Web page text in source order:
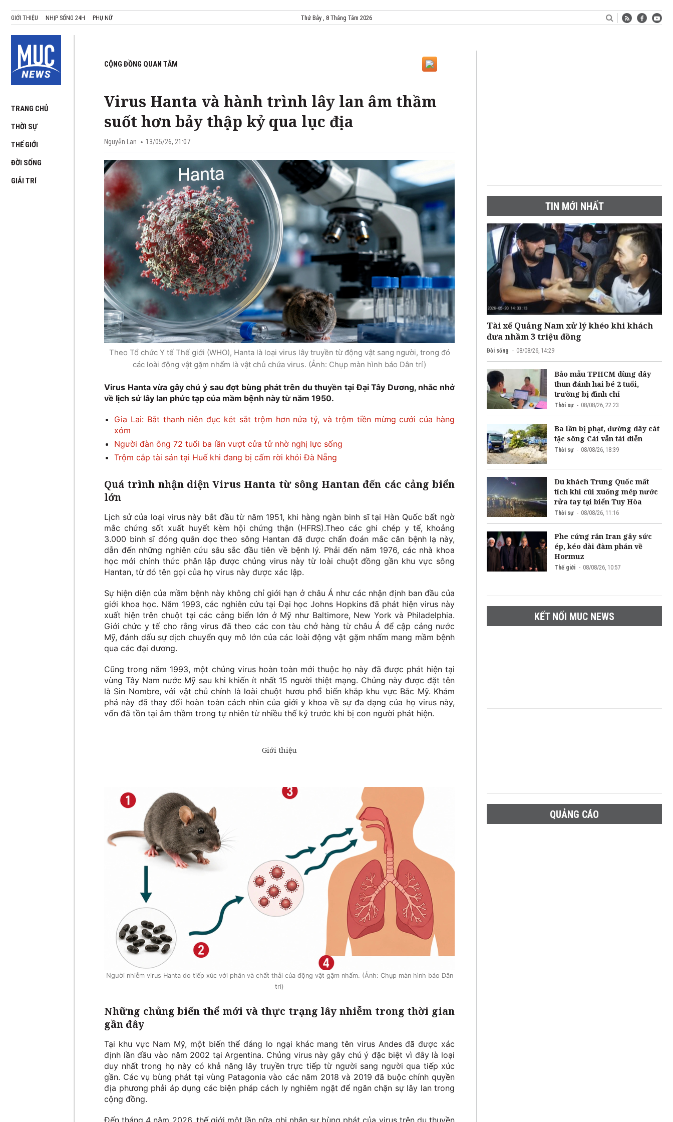
GIỚI THIỆU NHỊP SỐNG 24H PHỤ NỮ Thứ Bảy , 8 Tháng Tám 2026
TRANG CHỦ
THỜI SỰ
THẾ GIỚI
ĐỜI SỐNG
GIẢI TRÍ
CỘNG ĐỒNG QUAN TÂM
Virus Hanta và hành trình lây lan âm thầm
suốt hơn bảy thập kỷ qua lục địa
Nguyễn Lan 13/05/26, 21:07
Theo Tổ chức Y tế Thế giới (WHO), Hanta là loại virus lây truyền từ động vật sang người, trong đó
các loài động vật gặm nhấm là vật chủ chứa virus. (Ảnh: Chụp màn hình báo Dân trí)
Virus Hanta vừa gây chú ý sau đợt bùng phát trên du thuyền tại Đại Tây Dương, nhắc nhở
về lịch sử lây lan phức tạp của mầm bệnh này từ năm 1950.
Gia Lai: Bắt thanh niên đục két sắt trộm hơn nửa tỷ, và trộm tiền mừng cưới của hàng
xóm
Người đàn ông 72 tuổi ba lần vượt cửa tử nhờ nghị lực sống
Trộm cắp tài sản tại Huế khi đang bị cấm rời khỏi Đà Nẵng
Quá trình nhận diện Virus Hanta từ sông Hantan đến các cảng biển
lớn
Lịch sử của loại virus này bắt đầu từ năm 1951, khi hàng ngàn binh sĩ tại Hàn Quốc bất ngờ
mắc chứng sốt xuất huyết kèm hội chứng thận (HFRS).Theo các ghi chép y tế, khoảng
3.000 binh sĩ đóng quân dọc theo sông Hantan đã được chẩn đoán mắc căn bệnh lạ này,
dẫn đến những nghiên cứu sâu sắc đầu tiên về bệnh lý. Phải đến năm 1976, các nhà khoa
học mới chính thức phân lập được chủng virus này từ loài chuột đồng gần khu vực sông
Hantan, từ đó tên gọi của họ virus này được xác lập.
Sự hiện diện của mầm bệnh này không chỉ giới hạn ở châu Á như các nhận định ban đầu của
giới khoa học. Năm 1993, các nghiên cứu tại Đại học Johns Hopkins đã phát hiện virus này
xuất hiện trên chuột tại các cảng biển lớn ở Mỹ như Baltimore, New York và Philadelphia.
Giới chức y tế cho rằng virus đã theo các con tàu chở hàng từ châu Á để cập cảng nước
Mỹ, đánh dấu sự dịch chuyển quy mô lớn của các loài động vật gặm nhấm mang mầm bệnh
qua các đại dương.
Cũng trong năm 1993, một chủng virus hoàn toàn mới thuộc họ này đã được phát hiện tại
vùng Tây Nam nước Mỹ sau khi khiến ít nhất 15 người thiệt mạng. Chủng này được đặt tên
là Sin Nombre, với vật chủ chính là loài chuột hươu phổ biến khắp khu vực Bắc Mỹ. Khám
phá này đã thay đổi hoàn toàn cách nhìn của giới y khoa về sự đa dạng của họ virus này,
vốn đã tồn tại âm thầm trong tự nhiên từ nhiều thế kỷ trước khi bị con người phát hiện.
Người nhiễm virus Hanta do tiếp xúc với phân và chất thải của động vật gặm nhấm. (Ảnh: Chụp màn hình báo Dân
trí)
Những chủng biến thể mới và thực trạng lây nhiễm trong thời gian
gần đây
Tại khu vực Nam Mỹ, một biến thể đáng lo ngại khác mang tên virus Andes đã được xác
định lần đầu vào năm 2002 tại Argentina. Chủng virus này gây chú ý đặc biệt vì đây là loại
duy nhất trong họ này có khả năng lây truyền trực tiếp từ người sang người qua tiếp xúc
gần. Các vụ bùng phát tại vùng Patagonia vào các năm 2018 và 2019 đã buộc chính quyền
địa phương phải áp dụng các biện pháp cách ly nghiêm ngặt để ngăn chặn sự lây lan trong
cộng đồng.
Đến tháng 4 năm 2026, thế giới một lần nữa ghi nhận sự bùng phát của virus trên du thuyền
TIN MỚI NHẤT
Tài xế Quảng Nam xử lý khéo khi khách
đưa nhầm 3 triệu đồng
Đời sống 08/08/26, 14:29
Bảo mẫu TPHCM dùng dây
thun đánh hai bé 2 tuổi,
trường bị đình chỉ
Thời sự 08/08/26, 22:23
Ba lần bị phạt, đường dây cát
tặc sông Cái vẫn tái diễn
Thời sự 08/08/26, 18:39
Du khách Trung Quốc mất
tích khi cúi xuống mép nước
rửa tay tại biển Tuy Hòa
Thời sự 08/08/26, 11:16
Phe cứng rắn Iran gây sức
ép, kéo dài đàm phán về
Hormuz
Thế giới 08/08/26, 10:57
KẾT NỐI MUC NEWS
QUẢNG CÁO